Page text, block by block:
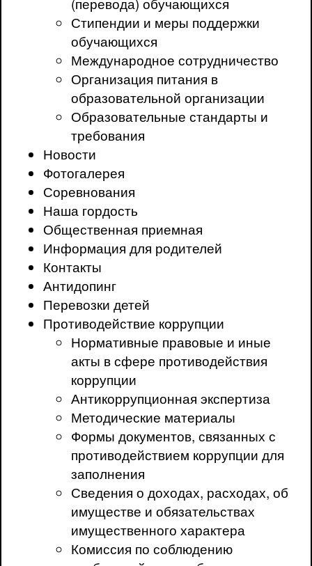
Стипендии и меры поддержки
обучающихся
Международное сотрудничество
Организация питания в
образовательной организации
Образовательные стандарты и
требования
Новости
Фотогалерея
Соревнования
Наша гордость
Общественная приемная
Информация для родителей
Контакты
Антидопинг
Перевозки детей
Противодействие коррупции
Нормативные правовые и иные
акты в сфере противодействия
коррупции
Антикоррупционная экспертиза
Методические материалы
Формы документов, связанных с
противодействием коррупции для
заполнения
Сведения о доходах, расходах, об
имуществе и обязательствах
имущественного характера
Комиссия по соблюдению